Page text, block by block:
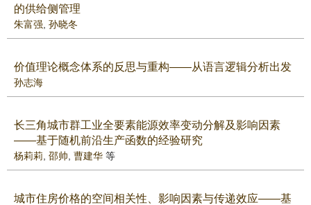
的供给侧管理
朱富强 孙晓冬
价值理论概念体系的反思与重构——从语言逻辑分析出发
孙志海
长三角城市群工业全要素能源效率变动分解及影响因素
——基于随机前沿生产函数的经验研究
杨莉莉 邵帅 曹建华 等
城市住房价格的空间相关性、影响因素与传递效应——基